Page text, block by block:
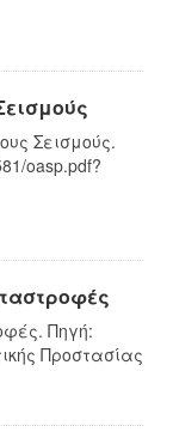
Σεισμούς.
oasp.pdf?
Πηγή:
Προστασίας